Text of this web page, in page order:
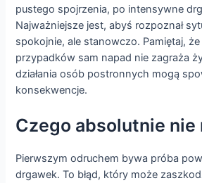
pustego spojrzenia, po intensywne
Najważniejsze jest, abyś rozpoznał
spokojnie, ale stanowczo. Pamiętaj,
przypadków sam napad nie zagraża
działania osób postronnych mogą
konsekwencje.
Czego absolutnie nie
Pierwszym odruchem bywa próba
drgawek. To błąd, który może